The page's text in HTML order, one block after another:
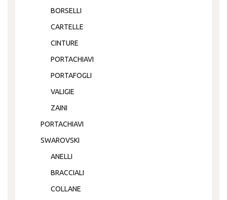
BORSELLI
CARTELLE
CINTURE
PORTACHIAVI
PORTAFOGLI
VALIGIE
ZAINI
PORTACHIAVI
SWAROVSKI
ANELLI
BRACCIALI
COLLANE